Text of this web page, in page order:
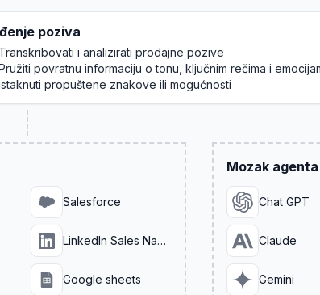
poziva
Transkribovati i analizirati prodajne pozive
povratnu informaciju o tonu, ključnim rečima i
propuštene znakove ili mogućnosti
Salesforce
LinkedIn Sales Navigator
Google sheets
Mozak agenta
Chat GPT
Claude
Gemini